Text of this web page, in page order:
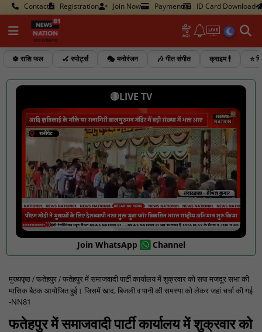
Contact Registration Join Now Payment ID Card Download
☸️ राशि फल 🏑 स्पोर्ट्स 🎭 मनोरंजन 🎶 गीत संगीत क्राइम 🕴️ ⭐
🔴LIVE TV
Join WhatsApp Channel
मुख्यपृष्ठ फतेहपुर फतेहपुर में समाजवादी पार्टी कार्यालय में शुक्रवार को सपा मजदूर सभा की
मासिक बैठक आयोजित हुई। जिसमें खाद, बिजली व पानी की समस्या को लेकर जहां चर्चा की गई
-NN81
फतेहपुर में समाजवादी पार्टी कार्यालय में शुक्रवार को